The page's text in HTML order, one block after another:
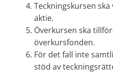
Teckningskursen
aktie.
Överkursen ska
överkursfonden.
För det fall inte
stöd av